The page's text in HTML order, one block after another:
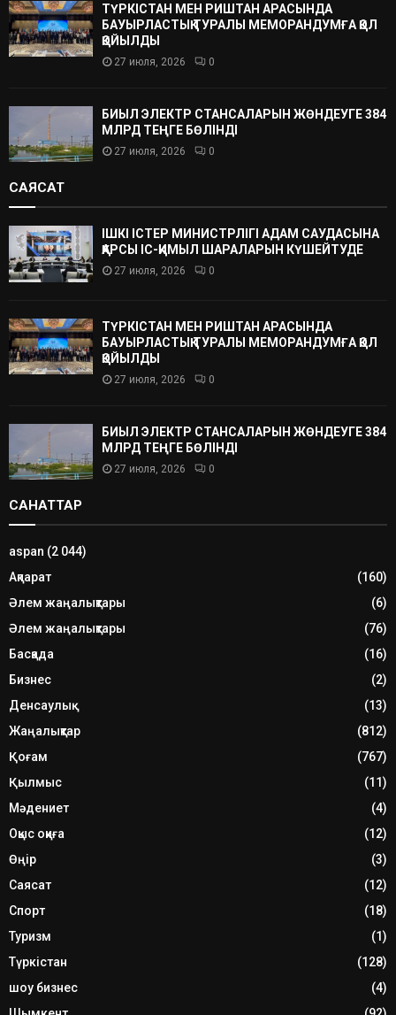
ТҮРКІСТАН МЕН РИШТАН АРАСЫНДА
БАУЫРЛАСТЫҚ ТУРАЛЫ МЕМОРАНДУМҒА ҚОЛ
ҚОЙЫЛДЫ
27 июля, 2026 0
БИЫЛ ЭЛЕКТР СТАНСАЛАРЫН ЖӨНДЕУГЕ 384
МЛРД ТЕҢГЕ БӨЛІНДІ
27 июля, 2026 0
САЯСАТ
ІШКІ ІСТЕР МИНИСТРЛІГІ АДАМ САУДАСЫНА
ҚАРСЫ ІС-ҚИМЫЛ ШАРАЛАРЫН КҮШЕЙТУДЕ
27 июля, 2026 0
ТҮРКІСТАН МЕН РИШТАН АРАСЫНДА
БАУЫРЛАСТЫҚ ТУРАЛЫ МЕМОРАНДУМҒА ҚОЛ
ҚОЙЫЛДЫ
27 июля, 2026 0
БИЫЛ ЭЛЕКТР СТАНСАЛАРЫН ЖӨНДЕУГЕ 384
МЛРД ТЕҢГЕ БӨЛІНДІ
27 июля, 2026 0
САНАТТАР
aspan (2 044)
Ақпарат
(160)
Әлем жаңалықтары
(6)
Әлем жаңалықтары
(76)
Басқада
(16)
Бизнес
(2)
Денсаулық
(13)
Жаңалықтар
(812)
Қоғам
(767)
Қылмыс
(11)
Мәдениет
(4)
Оқыс оқиға
(12)
Өңір
(3)
Саясат
(12)
Спорт
(18)
Туризм
(1)
Түркістан
(128)
шоу бизнес
(4)